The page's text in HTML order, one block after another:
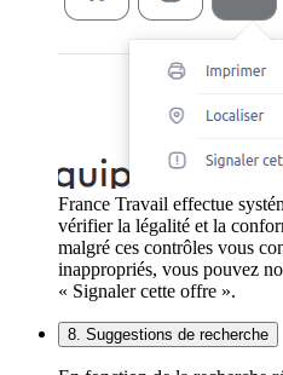
France Travail effectue
vérifier la légalité et la
malgré ces contrôles vous
inappropriés, vous pouvez
« Signaler cette offre ».
8. Suggestions de recherche